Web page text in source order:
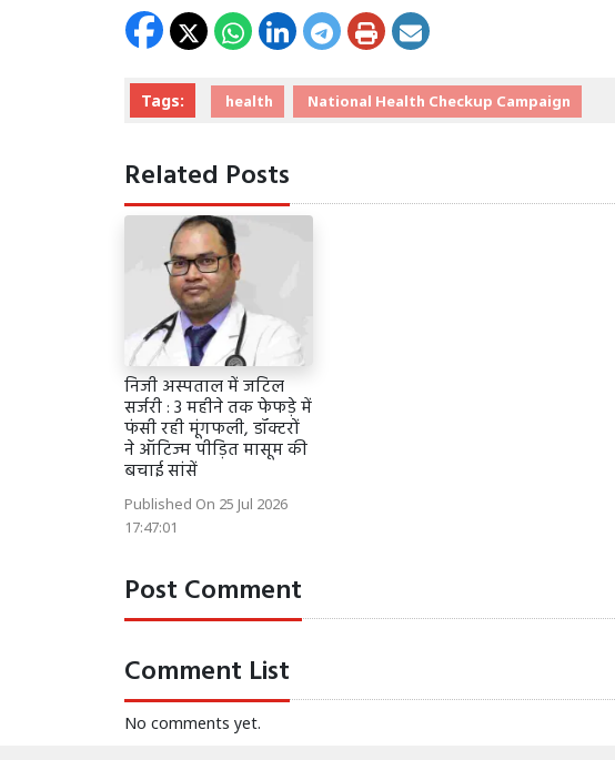
Tags: health National Health Checkup Campaign
Related Posts
निजी अस्पताल में जटिल
सर्जरी : 3 महीने तक फेफड़े में
फंसी रही मूंगफली, डॉक्टरों
ने ऑटिज्म पीड़ित मासूम की
बचाई सांसें
Published On 25 Jul 2026
17:47:01
Post Comment
Comment List
No comments yet.